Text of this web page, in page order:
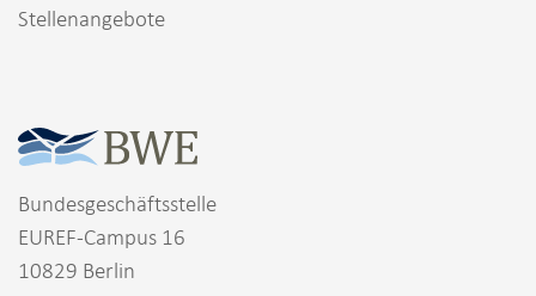
Stellenangebote
Bundesgeschäftsstelle
EUREF-Campus 16
10829 Berlin